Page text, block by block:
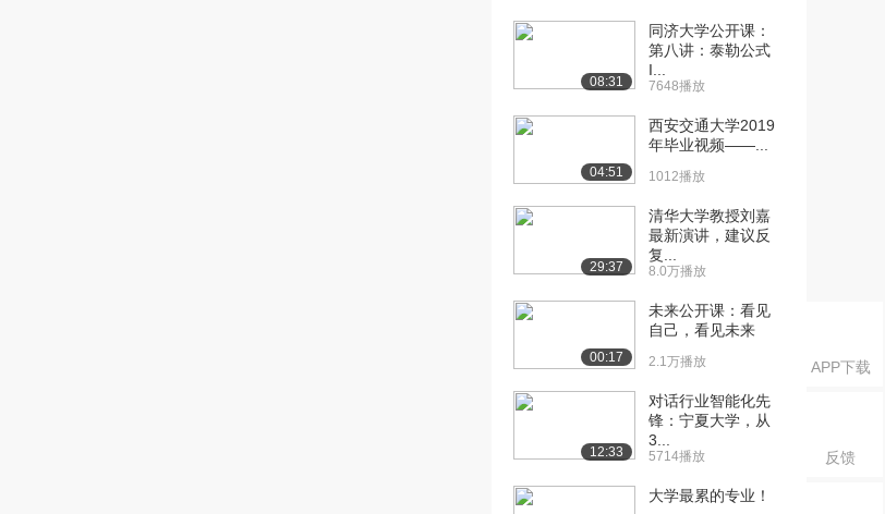
APP下载
反馈
课：KVL方程列写...
课：假想回路与KV...
[17] 西安交通大学公开
课：KCL运用
1.1万播放
[18] 西安交通大学公开
8812播放
[19] 西安交通大学公开
1.2万播放
[20] 西安交通大学公开
1.4万播放
08:31
同济大学公开课：
第八讲：泰勒公式
I...
7648播放
04:51
西安交通大学2019
年毕业视频——...
1012播放
29:37
清华大学教授刘嘉
最新演讲，建议反
复...
8.0万播放
00:17
未来公开课：看见
自己，看见未来
2.1万播放
12:33
对话行业智能化先
锋：宁夏大学，从
3...
5714播放
大学最累的专业！